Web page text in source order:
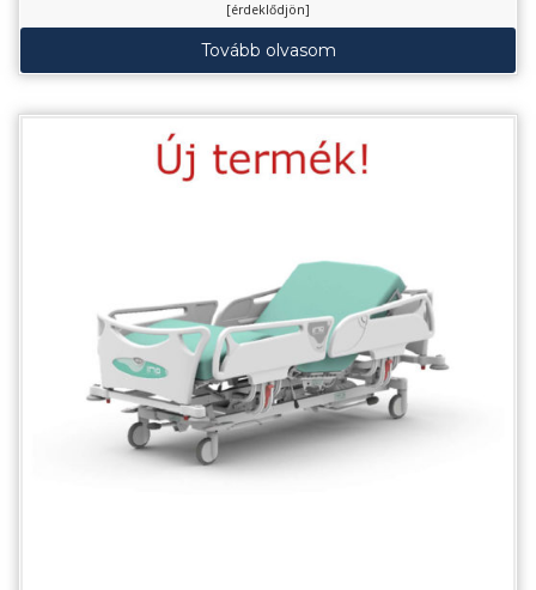
[érdeklődjön]
Tovább olvasom